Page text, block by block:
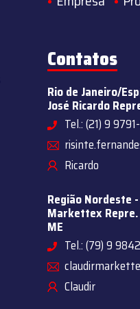
Contatos
Rio de Janeiro/
José Ricardo
Tel.: (21) 9
Ricardo
Região Nordeste
Markettex Repre.
ME
Tel.: (79) 9
Claudir